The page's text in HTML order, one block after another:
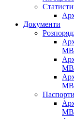
Документи